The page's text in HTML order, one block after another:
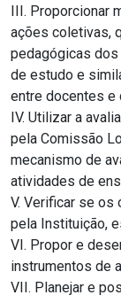
III. Proporcionar
ações coletivas,
pedagógicas
de estudo e
entre docentes e
IV. Utilizar a
pela Comissão
mecanismo de
atividades de
V. Verificar se
pela Instituição,
VI. Propor e
instrumentos de
VII. Planejar e